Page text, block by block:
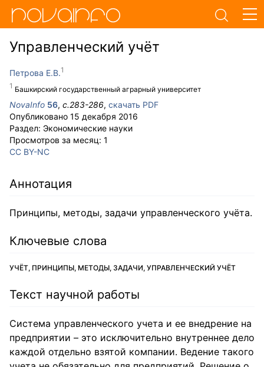
Управленческий учёт
Петрова Е.В.
Башкирский государственный аграрный университет
NovaInfo 56, с.283-286, скачать PDF
Опубликовано 15 декабря 2016
Раздел: Экономические науки
Просмотров за месяц: 1
CC BY-NC
Аннотация
Принципы, методы, задачи управленческого учёта.
Ключевые слова
УЧЁТ, ПРИНЦИПЫ, МЕТОДЫ, ЗАДАЧИ, УПРАВЛЕНЧЕСКИЙ УЧЁТ
Текст научной работы
Система управленческого учета и ее внедрение на
предприятии – это исключительно внутреннее дело
каждой отдельно взятой компании. Ведение такого